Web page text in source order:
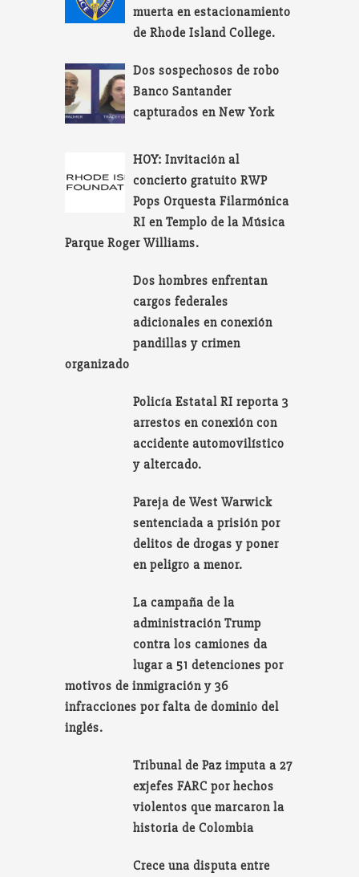
muerta en estacionamiento
de Rhode Island College.
Dos sospechosos de robo
Banco Santander
capturados en New York
HOY: Invitación al
concierto gratuito RWP
Pops Orquesta Filarmónica
RI en Templo de la Música
Parque Roger Williams.
Dos hombres enfrentan
cargos federales
adicionales en conexión
pandillas y crimen
organizado
Policía Estatal RI reporta 3
arrestos en conexión con
accidente automovilístico
y altercado.
Pareja de West Warwick
sentenciada a prisión por
delitos de drogas y poner
en peligro a menor.
La campaña de la
administración Trump
contra los camiones da
lugar a 51 detenciones por
motivos de inmigración y 36
infracciones por falta de dominio del
inglés.
Tribunal de Paz imputa a 27
exjefes FARC por hechos
violentos que marcaron la
historia de Colombia
Crece una disputa entre